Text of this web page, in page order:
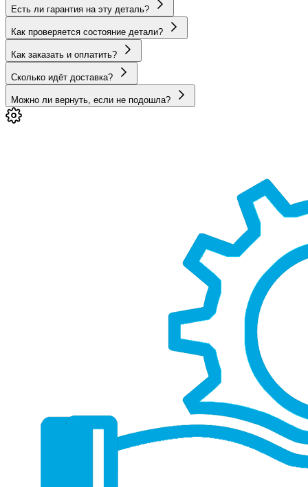
Есть ли гарантия на эту деталь?
Как проверяется состояние детали?
Как заказать и оплатить?
Сколько идёт доставка?
Можно ли вернуть, если не подошла?